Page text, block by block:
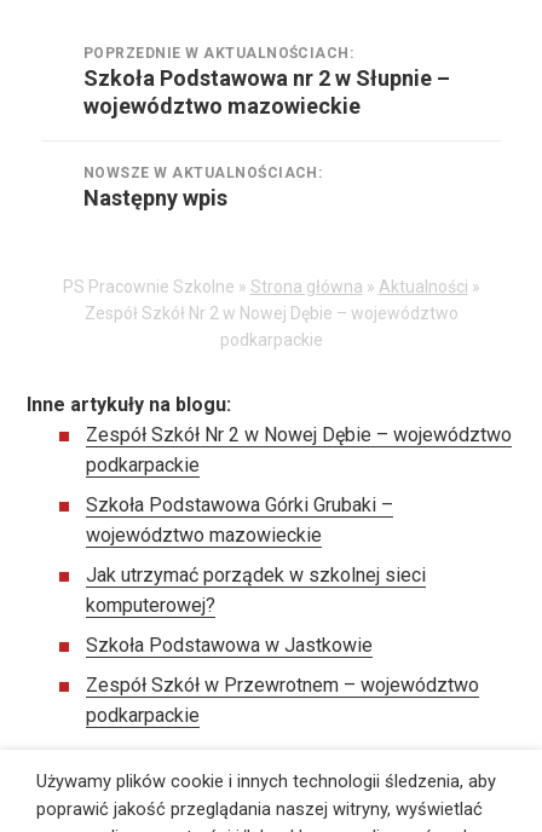
wpisu
POPRZEDNIE W AKTUALNOŚCIACH:
Poprzednie
w
Szkoła Podstawowa nr 2 w Słupnie –
województwo mazowieckie
NOWSZE W AKTUALNOŚCIACH:
Nowsze
Następny wpis
PS Pracownie Szkolne » Strona główna » Aktualności »
Zespół Szkół Nr 2 w Nowej Dębie – województwo
podkarpackie
Inne artykuły na blogu:
Zespół Szkół Nr 2 w Nowej Dębie – województwo
podkarpackie
Szkoła Podstawowa Górki Grubaki –
województwo mazowieckie
Jak utrzymać porządek w szkolnej sieci
komputerowej?
Szkoła Podstawowa w Jastkowie
Zespół Szkół w Przewrotnem – województwo
podkarpackie
Używamy plików cookie i innych technologii śledzenia, aby
poprawić jakość przeglądania naszej witryny, wyświetlać